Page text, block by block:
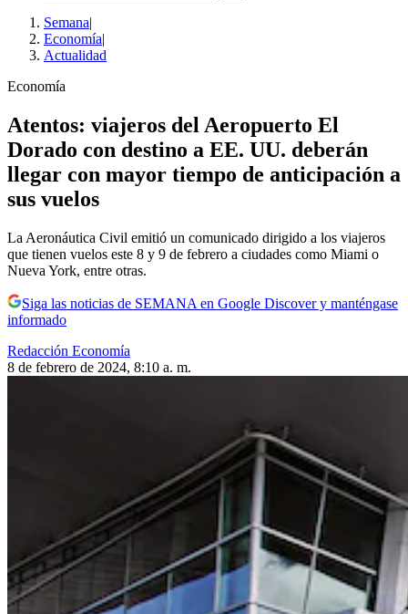
Semana|
Economía|
Actualidad
Economía
Atentos: viajeros del Aeropuerto El
Dorado con destino a EE. UU. deberán
llegar con mayor tiempo de anticipación a
sus vuelos
La Aeronáutica Civil emitió un comunicado dirigido a los viajeros
que tienen vuelos este 8 y 9 de febrero a ciudades como Miami o
Nueva York, entre otras.
Siga las noticias de SEMANA en Google Discover y manténgase
informado
Redacción Economía
8 de febrero de 2024, 8:10 a. m.